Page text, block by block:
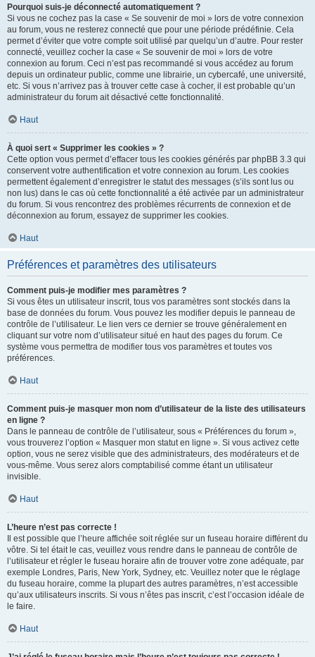
Pourquoi suis-je déconnecté automatiquement ?
Si vous ne cochez pas la case « Se souvenir de moi » lors de votre connexion
au forum, vous ne resterez connecté que pour une période prédéfinie. Cela
permet d’éviter que votre compte soit utilisé par quelqu’un d’autre. Pour rester
connecté, veuillez cocher la case « Se souvenir de moi » lors de votre
connexion au forum. Ceci n’est pas recommandé si vous accédez au forum
depuis un ordinateur public, comme une librairie, un cybercafé, une université,
etc. Si vous n’arrivez pas à trouver cette case à cocher, il est probable qu’un
administrateur du forum ait désactivé cette fonctionnalité.
Haut
À quoi sert « Supprimer les cookies » ?
Cette option vous permet d’effacer tous les cookies générés par phpBB 3.3 qui
conservent votre authentification et votre connexion au forum. Les cookies
permettent également d’enregistrer le statut des messages (s’ils sont lus ou
non lus) dans le cas où cette fonctionnalité a été activée par un administrateur
du forum. Si vous rencontrez des problèmes récurrents de connexion et de
déconnexion au forum, essayez de supprimer les cookies.
Haut
Préférences et paramètres des utilisateurs
Comment puis-je modifier mes paramètres ?
Si vous êtes un utilisateur inscrit, tous vos paramètres sont stockés dans la
base de données du forum. Vous pouvez les modifier depuis le panneau de
contrôle de l’utilisateur. Le lien vers ce dernier se trouve généralement en
cliquant sur votre nom d’utilisateur situé en haut des pages du forum. Ce
système vous permettra de modifier tous vos paramètres et toutes vos
préférences.
Haut
Comment puis-je masquer mon nom d’utilisateur de la liste des utilisateurs
en ligne ?
Dans le panneau de contrôle de l’utilisateur, sous « Préférences du forum »,
vous trouverez l’option « Masquer mon statut en ligne ». Si vous activez cette
option, vous ne serez visible que des administrateurs, des modérateurs et de
vous-même. Vous serez alors comptabilisé comme étant un utilisateur
invisible.
Haut
L’heure n’est pas correcte !
Il est possible que l’heure affichée soit réglée sur un fuseau horaire différent du
vôtre. Si tel était le cas, veuillez vous rendre dans le panneau de contrôle de
l’utilisateur et régler le fuseau horaire afin de trouver votre zone adéquate, par
exemple Londres, Paris, New York, Sydney, etc. Veuillez noter que le réglage
du fuseau horaire, comme la plupart des autres paramètres, n’est accessible
qu’aux utilisateurs inscrits. Si vous n’êtes pas inscrit, c’est l’occasion idéale de
le faire.
Haut